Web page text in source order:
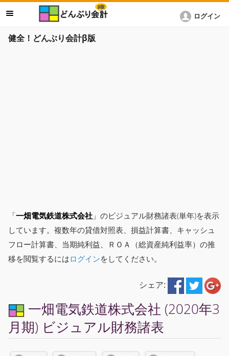
健全！どんぶり会計β版
ログイン
「一畑電気鉄道株式会社 」のビジュアル財務諸表(単年)を表示
しています。複数年の貸借対照表、損益計算書、キャッシュ
フロー計算書、当期純利益、ＲＯＡ（総資産純利益率）の推
移を閲覧するにはログインをしてください。
シェア:
一畑電気鉄道株式会社 (2020年3
月期) ビジュアル財務諸表